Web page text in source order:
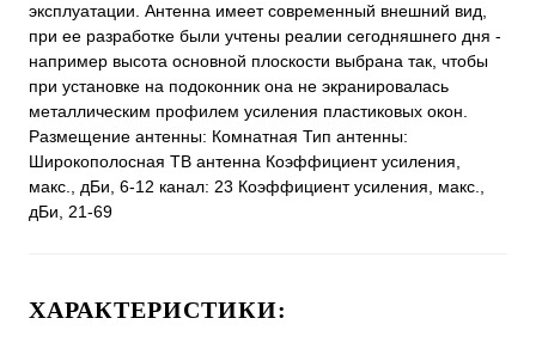
эксплуатации. Антенна имеет современный внешний вид,
при ее разработке были учтены реалии сегодняшнего дня -
например высота основной плоскости выбрана так, чтобы
при установке на подоконник она не экранировалась
металлическим профилем усиления пластиковых окон.
Размещение антенны: Комнатная Тип антенны:
Широкополосная ТВ антенна Коэффициент усиления,
макс., дБи, 6-12 канал: 23 Коэффициент усиления, макс.,
дБи, 21-69
ХАРАКТЕРИСТИКИ: